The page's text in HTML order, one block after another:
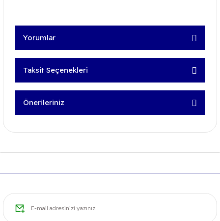
Yorumlar
Bu ürüne ilk yorumu siz yapın!
Taksit Seçenekleri
Önerileriniz
Bu ürünün fiyat bilgisi, resim, ürün açıklamalarında ve
Ürün bilgilerinde hatalar bulunuyor.